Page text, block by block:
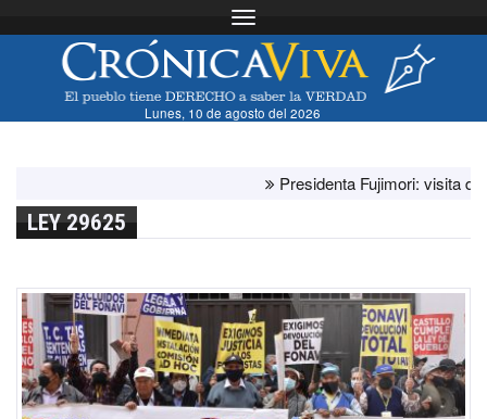
Toggle navigation
Lunes, 10 de agosto del 2026
Presidenta Fujimori: visita del
LEY 29625